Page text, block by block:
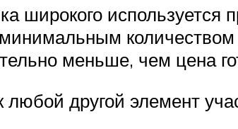
широкого используется
меньше, чем цена
любой другой элемент